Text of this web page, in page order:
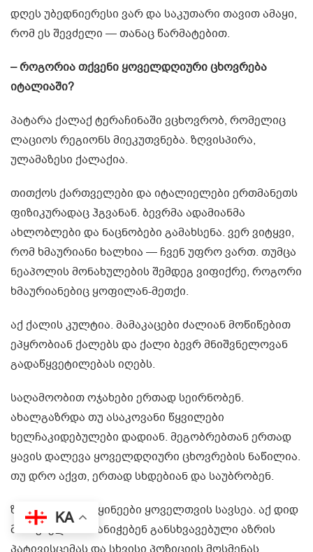
დღეს უბედნიერესი ვარ და საკუთარი თავით ამაყი,
რომ ეს შევძელი — თანაც წარმატებით.
– როგორია თქვენი ყოველდღიური ცხოვრება
იტალიაში?
პატარა ქალაქ ტერაჩინაში ვცხოვრობ, რომელიც
ლაციოს რეგიონს მიეკუთვნება. ზღვისპირა,
ულამაზესი ქალაქია.
თითქოს ქართველები და იტალიელები ერთმანეთს
ფიზიკურადაც ჰგვანან. ბევრმა ადამიანმა
ახლობლები და ნაცნობები გამახსენა. ვერ ვიტყვი,
რომ ხმაურიანი ხალხია — ჩვენ უფრო ვართ. თუმცა
ნეაპოლის მონახულების შემდეგ ვიფიქრე, როგორი
ხმაურიანებიც ყოფილან-მეთქი.
აქ ქალის კულტია. მამაკაცები ძალიან მოწიწებით
ეპყრობიან ქალებს და ქალი ბევრ მნიშვნელოვან
გადაწყვეტილებას იღებს.
საღამოობით ოჯახები ერთად სეირნობენ.
ახალგაზრდა თუ ასაკოვანი წყვილები
ხელჩაკიდებულები დადიან. მეგობრებთან ერთად
ყავის დალევა ყოველდღიური ცხოვრების ნაწილია.
თუ დრო აქვთ, ერთად სხდებიან და საუბრობენ.
ზაფხულში სანაყინეები ყოველთვის სავსეა. აქ დიდ
მნიშვნელობას ანიჭებენ განსხვავებული აზრის
KA